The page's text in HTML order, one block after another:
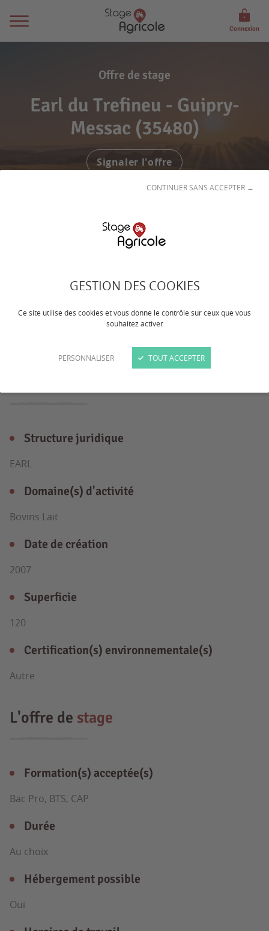
GESTION DES COOKIES
Ce site utilise des cookies et vous donne le contrôle sur ceux que vous
souhaitez activer
PERSONNALISER
CONTINUER SANS ACCEPTER →
TOUT ACCEPTER
Connexion
Offre de stage
Earl du Trefineu - Guipry-
Messac (35480)
Signaler l'offre
75 Vaches Laitières 50 génisses 120 ha de
Structure juridique
EARL
Domaine(s) d'activité
Bovins Lait
Date de création
2007
Superficie
120
Certification(s) environnementale(s)
Autre
L'offre de stage
Formation(s) acceptée(s)
Bac Pro, BTS, CAP
Durée
Au choix
Hébergement possible
Oui